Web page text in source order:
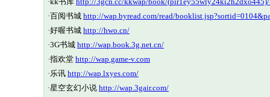
·百阅书城 http://wap.byread.com/read/
·好喔书城 http://hwo.cn/
·3G书城 http://wap.book.3g.net.cn/
·指欢堂 http://wap.game-v.com
·乐讯 http://wap.lxyes.com/
·星空玄幻小说 http://wap.3gair.com/